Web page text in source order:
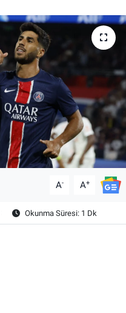
A- A+
Okunma Süresi: 1 Dk